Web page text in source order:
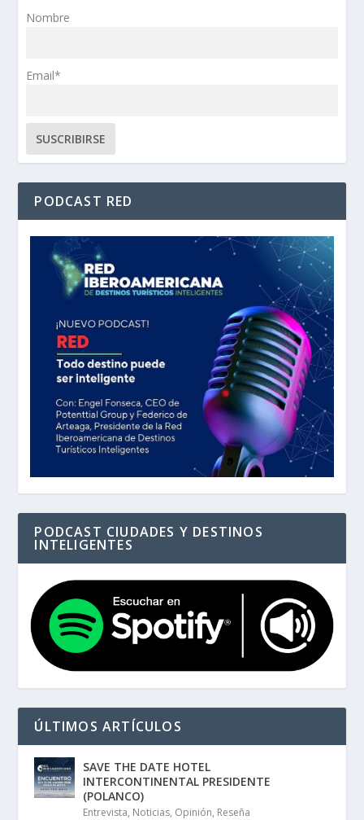
Nombre
Email*
PODCAST RED
PODCAST CIUDADES Y DESTINOS
INTELIGENTES
ÚLTIMOS ARTÍCULOS
SAVE THE DATE HOTEL
INTERCONTINENTAL PRESIDENTE
(POLANCO)
Entrevista, Noticias, Opinión, Reseña